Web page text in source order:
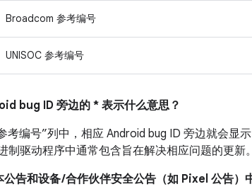
Broadcom 参考编号
UNISOC 参考编号
bug ID 旁边的 * 表示什么意思？
考编号”列中，相应 Android bug ID 旁边就会显
制驱动程序中通常包含旨在解决相应问题的更新
告和设备 /合作伙伴安全公告（如 Pixel 公告）